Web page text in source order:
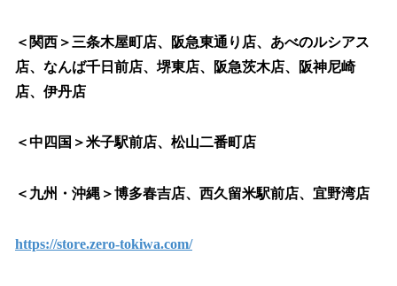
＜関西＞三条木屋町店、阪急東通り店、あべのルシアス
店、なんば千日前店、堺東店、阪急茨木店、阪神尼崎
店、伊丹店
＜中四国＞米子駅前店、松山二番町店
＜九州・沖縄＞博多春吉店、西久留米駅前店、宜野湾店
https://store.zero-tokiwa.com/